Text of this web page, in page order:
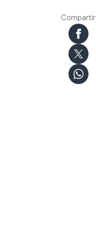
Compartir